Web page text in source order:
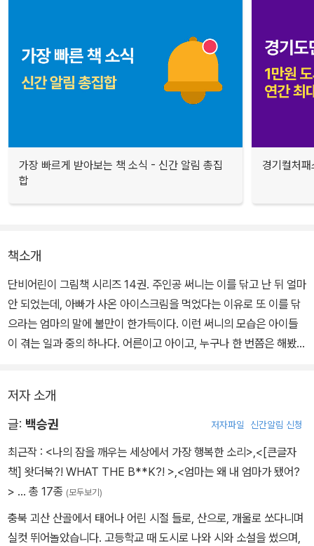
가장 빠르게 받아보는 책 소식 - 신간 알림 총집
합
경기컬처
책소개
단비어린이 그림책 시리즈 14권. 주인공 써니는 이를 닦고 난 뒤 얼마
안 되었는데, 아빠가 사온 아이스크림을 먹었다는 이유로 또 이를 닦
으라는 엄마의 말에 불만이 한가득이다. 이런 써니의 모습은 아이들
이 겪는 일과 중의 하나다. 어른이고 아이고, 누구나 한 번쯤은 해봤음
책장의 마지막은 이 닦기에 대한 작은 팁이 있다. 주인공 써니의 궁금
증을 풀어줄 답과 이 닦기에 대한 상식들이 있다. 젖니와 영구치에 관
는지까지. 그리고 올바른 칫솔질과 잘못된 칫솔질도 나와 있다.
저자 소개
글: 백승권 저자파일 신간알림 신청
최근작 : <나의 잠을 깨우는 세상에서 가장 행복한 소리>,<[큰글자
책] 왓더북?! WHAT THE B**K?! >,<엄마는 왜 내 엄마가 됐어?
> … 총 17종 (모두보기)
충북 괴산 산골에서 태어나 어린 시절 들로, 산으로, 개울로 쏘다니며
실컷 뛰어놀았습니다. 고등학교 때 도시로 나와 시와 소설을 썼으며,